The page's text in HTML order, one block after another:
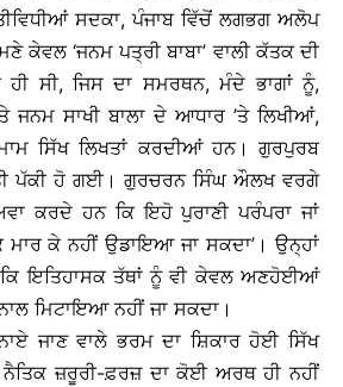
ਸਦਕਾ, ਪੰਜਾਬ ਵਿੱਚੋਂ ਲਗਭਗ ਅਲੋਪ
ਕੇਵਲ ‘ਜਨਮ ਪਤ੍ਰੀ ਬਾਬਾ’ ਵਾਲੀ ਕੱਤਕ ਦੀ
ਹੀ ਸੀ, ਜਿਸ ਦਾ ਸਮਰਥਨ, ਮੰਦੇ ਭਾਗਾਂ ਨੂੰ,
ਜਨਮ ਸਾਖੀ ਬਾਲਾ ਦੇ ਆਧਾਰ ’ਤੇ ਲਿਖੀਆਂ,
ਸਿੱਖ ਲਿਖਤਾਂ ਕਰਦੀਆਂ ਹਨ। ਗੁਰਪੁਰਬ
ਪੱਕੀ ਹੋ ਗਈ। ਗੁਰਚਰਨ ਸਿੰਘ ਔਲਖ ਵਰਗੇ
ਕਰਦੇ ਹਨ ਕਿ ਇਹੋ ਪੁਰਾਣੀ ਪਰੰਪਰਾ ਜਾਂ
ਮਾਰ ਕੇ ਨਹੀਂ ਉਡਾਇਆ ਜਾ ਸਕਦਾ’। ਉਨ੍ਹਾਂ
ਇਤਿਹਾਸਕ ਤੱਥਾਂ ਨੂੰ ਵੀ ਕੇਵਲ ਅਣਹੋਈਆਂ
ਮਿਟਾਇਆ ਨਹੀਂ ਜਾ ਸਕਦਾ।
ਜਾਣ ਵਾਲੇ ਭਰਮ ਦਾ ਸ਼ਿਕਾਰ ਹੋਈ ਸਿੱਖ
ਜ਼ਰੂਰੀ-ਫ਼ਰਜ਼ ਦਾ ਕੋਈ ਅਰਥ ਹੀ ਨਹੀਂ